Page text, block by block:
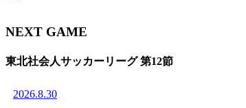
NEXT GAME
東北社会人サッカーリーグ 第12節
2026.8.30